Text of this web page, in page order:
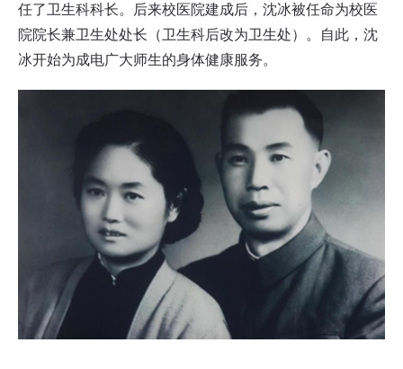
任了卫生科科长。后来校医院建成后，沈冰被任命为校医
院院长兼卫生处处长（卫生科后改为卫生处）。自此，沈
冰开始为成电广大师生的身体健康服务。